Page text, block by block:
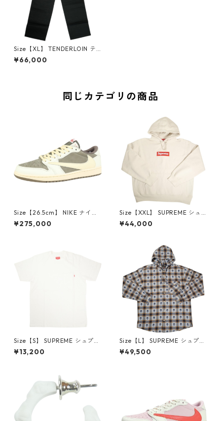
Size【XL】 TENDERLOIN テ
ンダーロイン T-WKP BLACK
ワークパンツ 黒 【新古品・未
¥66,000
同じカテゴリの商品
Size【26.5cm】 NIKE ナイキ
×Travis Scott AIR JORDAN 1
LOW Reverse Mocha DM786
¥275,000
Size【XXL】 SUPREME シュ
プリーム 24AW Box Logo Ho
oded Sweatshirt Stone ボッ
¥44,000
Size【S】 SUPREME シュプリ
ーム S/S Pocket Tee White T
シャツ 白 【新古品・未使用
¥13,200
Size【L】 SUPREME シュプリ
ーム ×Number (N)ine 25FW
Hooded Flannel Shirt Blue
¥49,500